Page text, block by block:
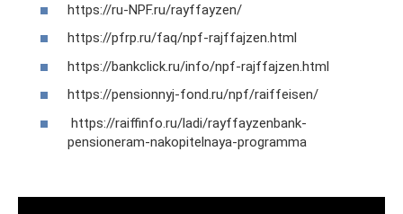
https://ru-NPF.ru/rayffayzen/
https://pfrp.ru/faq/npf-rajffajzen.html
https://bankclick.ru/info/npf-rajffajzen.html
https://pensionnyj-fond.ru/npf/raiffeisen/
https://raiffinfo.ru/ladi/rayffayzenbank-
pensioneram-nakopitelnaya-programma